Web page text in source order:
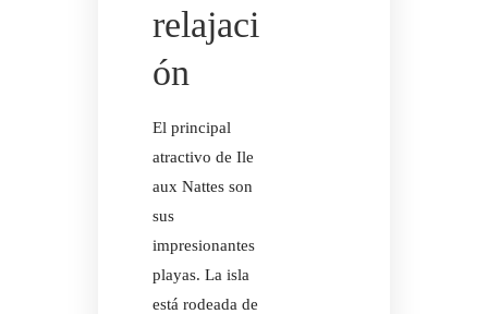
relajaci
ón
El principal
atractivo de Ile
aux Nattes son
sus
impresionantes
playas. La isla
está rodeada de